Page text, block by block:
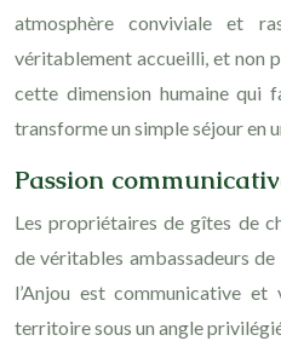
atmosphère conviviale et
véritablement accueilli, et non
cette dimension humaine
transforme un simple séjour en
Passion
Les propriétaires de gîtes de
de véritables ambassadeurs
l’Anjou est communicative
territoire sous un angle